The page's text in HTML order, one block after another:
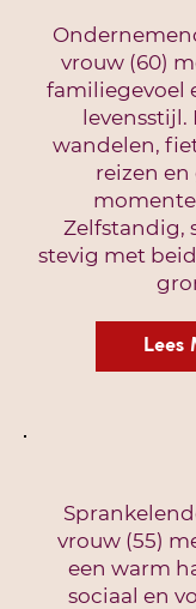
vrouw (60)
familiegevoel
wandelen,
reizen
Zelfstandig,
stevig met
Lees
vrouw (55)
een warm
sociaal en